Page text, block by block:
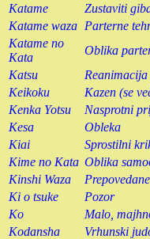
Katame
Zustaviti
Katame waza Parterne
Katame no
Kata
Oblika
Katsu
Reanimacija
Keikoku
Kazen (se
Kenka Yotsu
Nasprotni
Kesa
Obleka
Kiai
Sprostilni
Kime no Kata Oblika
Kinshi Waza
Ki o tsuke
Pozor
Ko
Malo,
Kodansha
Vrhunski